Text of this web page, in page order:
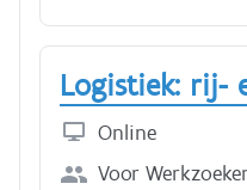
ook naar onze
vrachtwagenchauffeur Je hebt
uur nodig voor deze
Logistiek: rij-
Online
Voor